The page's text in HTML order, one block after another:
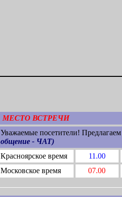
МЕСТО ВСТРЕЧИ
Уважаемые посетители!
общение - ЧАТ)
Красноярское время
11.00
Московское время
07.00